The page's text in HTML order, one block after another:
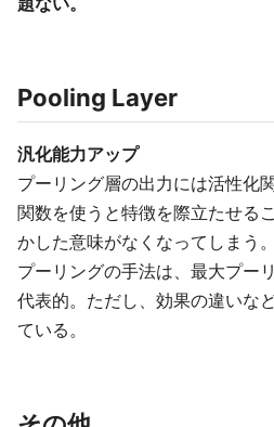
Pooling Layer
汎化能力アップ
プーリング層の出力には活性化
関数を使うと特徴を際立たせる
かした意味がなくなってしまう。
プーリングの手法は、最大プー
代表的。ただし、効果の違いな
ている。